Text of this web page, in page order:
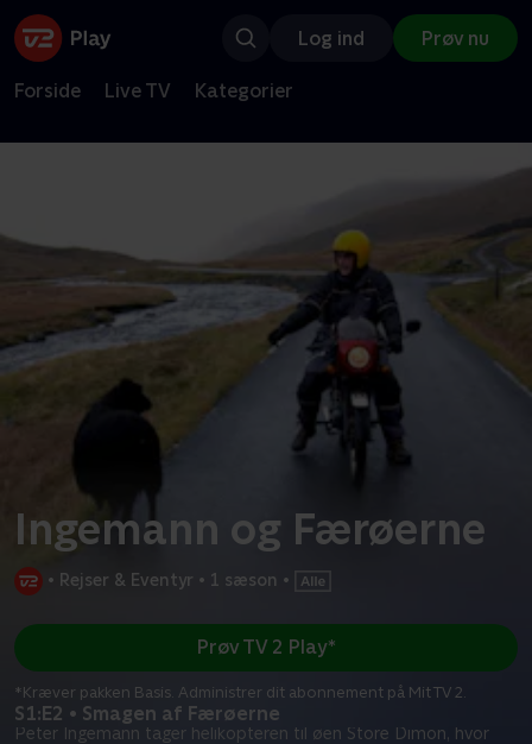
Log ind Prøv nu
Forside Live TV Kategorier
Ingemann og Færøerne
• Rejser & Eventyr • 1 sæson •
S1:E2 • Smagen af Færøerne
Peter Ingemann tager helikopteren til øen Store Dimon, hvor
Prøv TV 2 Play*
*Kræver pakken Basis. Administrer dit abonnement på Mit TV 2.